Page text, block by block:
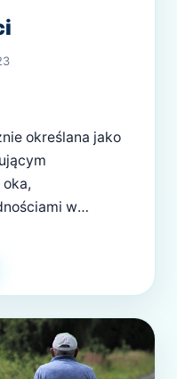
określana jako
w
przed siatkówką
do zamazanego
Metoda
powszechnie
In Situ
jako skuteczna